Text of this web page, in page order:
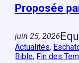
Proposée
juin 25, 2026
Actualités,
Bible, Fin des